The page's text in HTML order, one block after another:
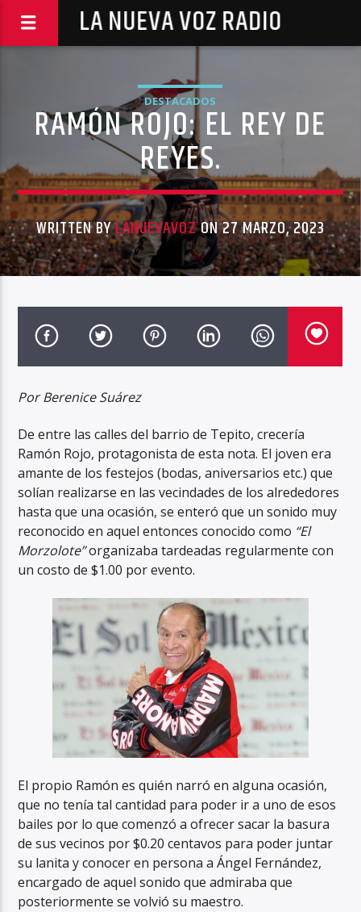
LA NUEVA VOZ RADIO
DESTACADOS
RAMÓN ROJO: EL REY DE
REYES.
WRITTEN BYLANUEVAVOZON 27 MARZO, 2023
Por Berenice Suárez
De entre las calles del barrio de Tepito, crecería
Ramón Rojo, protagonista de esta nota. El joven era
amante de los festejos (bodas, aniversarios etc.) que
solían realizarse en las vecindades de los alrededores
hasta que una ocasión, se enteró que un sonido muy
reconocido en aquel entonces conocido como “El
Morzolote”organizaba tardeadas regularmente con
un costo de $1.00 por evento.
El propio Ramón es quién narró en alguna ocasión,
que no tenía tal cantidad para poder ir a uno de esos
bailes por lo que comenzó a ofrecer sacar la basura
de sus vecinos por $0.20 centavos para poder juntar
su lanita y conocer en persona a Ángel Fernández,
encargado de aquel sonido que admiraba que
posteriormente se volvió su maestro.